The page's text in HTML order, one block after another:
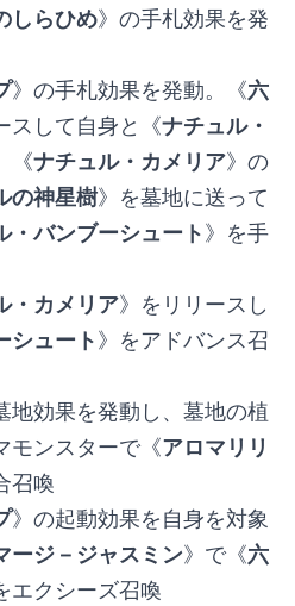
しらひめ》の手札効果を発
》の手札効果を発動。《六
スして自身と《ナチュル・
《ナチュル・カメリア》の
の神星樹》を墓地に送って
・バンブーシュート》を手
・カメリア》をリリースし
シュート》をアドバンス召
地効果を発動し、墓地の植
モンスターで《アロマリリ
召喚
》の起動効果を自身を対象
ージ－ジャスミン》で《六
エクシーズ召喚